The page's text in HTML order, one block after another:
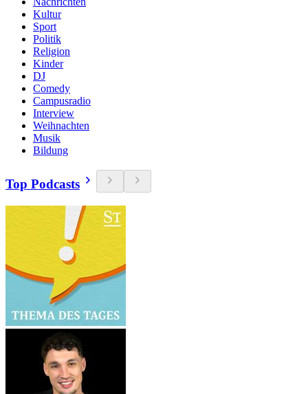
Kultur
Sport
Politik
Religion
Kinder
DJ
Comedy
Campusradio
Interview
Weihnachten
Musik
Bildung
Top Podcasts